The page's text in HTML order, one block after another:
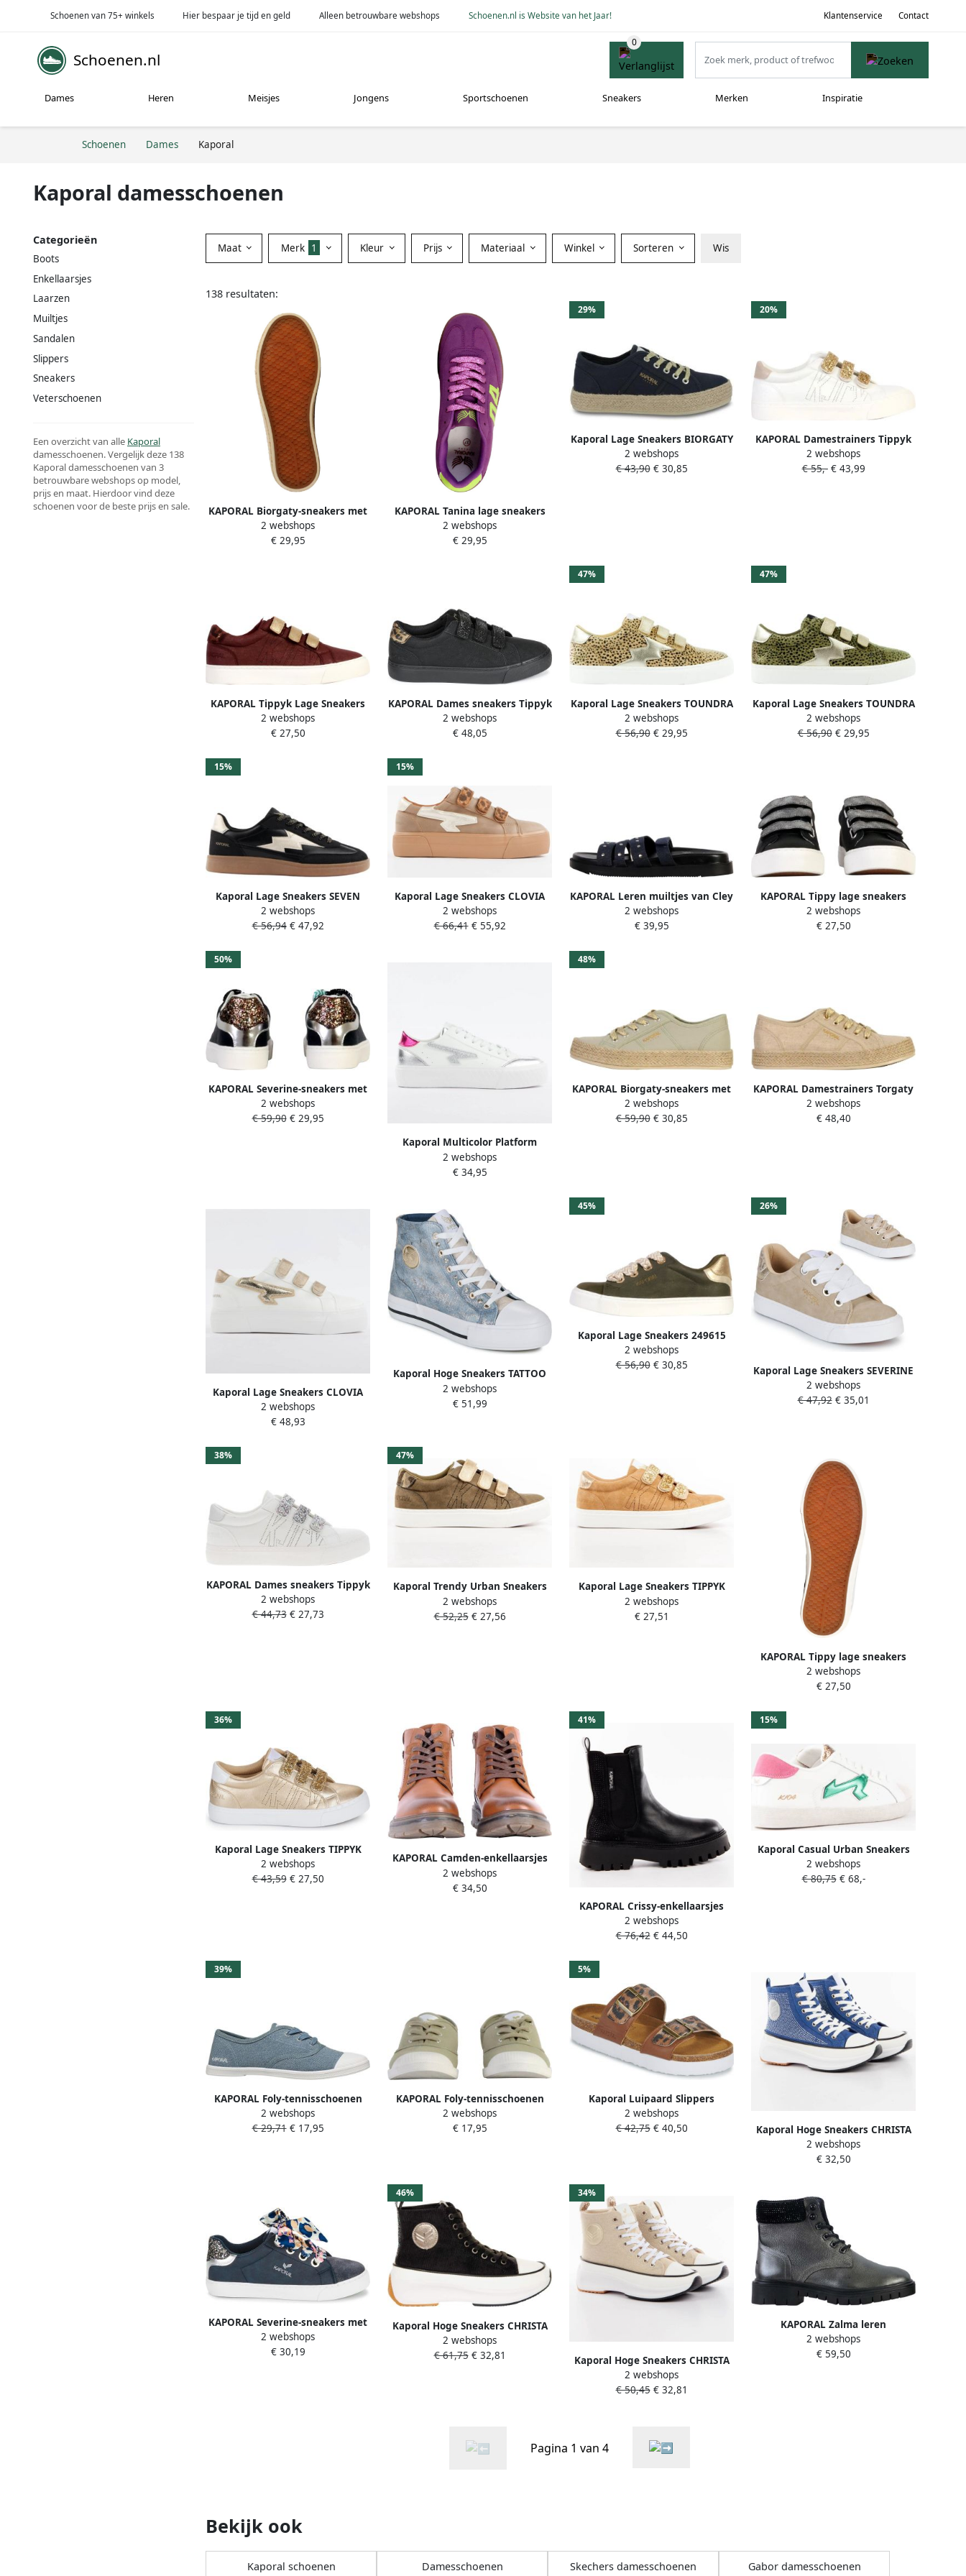
Schoenen van 75+ winkels Hier bespaar je tijd en geld Alleen betrouwbare webshops Schoenen.nl is Website van het Jaar! Klantenservice Contact
Schoenen.nl
Dames Heren Meisjes Jongens Sportschoenen Sneakers Merken Inspiratie
Schoenen Dames Kaporal
Kaporal damesschoenen
Categorieën
Boots
Enkellaarsjes
Laarzen
Muiltjes
Sandalen
Slippers
Sneakers
Veterschoenen
Een overzicht van alle Kaporal
damesschoenen. Vergelijk deze 138
Kaporal damesschoenen van 3
betrouwbare webshops op model,
prijs en maat. Hierdoor vind deze
schoenen voor de beste prijs en sale.
Maat Merk 1 Kleur Prijs Materiaal Winkel Sorteren Wis
138 resultaten:
KAPORAL Biorgaty-sneakers met
veters
2 webshops
€ 29,95
KAPORAL Tanina lage sneakers
met veters
2 webshops
€ 29,95
29%
Kaporal Lage Sneakers BIORGATY
2 webshops
€ 43,90€ 30,85
20%
KAPORAL Damestrainers Tippyk
2 webshops
€ 55,-€ 43,99
KAPORAL Tippyk Lage Sneakers
met Klittenbandsluiting
2 webshops
€ 27,50
KAPORAL Dames sneakers Tippyk
2 webshops
€ 48,05
47%
Kaporal Lage Sneakers TOUNDRA
2 webshops
€ 56,90€ 29,95
47%
Kaporal Lage Sneakers TOUNDRA
2 webshops
€ 56,90€ 29,95
15%
Kaporal Lage Sneakers SEVEN
2 webshops
€ 56,94€ 47,92
15%
Kaporal Lage Sneakers CLOVIA
2 webshops
€ 66,41€ 55,92
KAPORAL Leren muiltjes van Cley
2 webshops
€ 39,95
KAPORAL Tippy lage sneakers
met klittenband
2 webshops
€ 27,50
50%
KAPORAL Severine-sneakers met
veters
2 webshops
€ 59,90€ 29,95
Kaporal Multicolor Platform
Glitter Sneakers
2 webshops
€ 34,95
48%
KAPORAL Biorgaty-sneakers met
veters
2 webshops
€ 59,90€ 30,85
KAPORAL Damestrainers Torgaty
2 webshops
€ 48,40
Kaporal Lage Sneakers CLOVIA
2 webshops
€ 48,93
Kaporal Hoge Sneakers TATTOO
2 webshops
€ 51,99
45%
Kaporal Lage Sneakers 249615
2 webshops
€ 56,90€ 30,85
26%
Kaporal Lage Sneakers SEVERINE
2 webshops
€ 47,92€ 35,01
38%
KAPORAL Dames sneakers Tippyk
2 webshops
€ 44,73€ 27,73
47%
Kaporal Trendy Urban Sneakers
voor Vrouwen
2 webshops
€ 52,25€ 27,56
Kaporal Lage Sneakers TIPPYK
2 webshops
€ 27,51
KAPORAL Tippy lage sneakers
met klittenband
2 webshops
€ 27,50
36%
Kaporal Lage Sneakers TIPPYK
2 webshops
€ 43,59€ 27,50
KAPORAL Camden-enkellaarsjes
met rits
2 webshops
€ 34,50
41%
KAPORAL Crissy-enkellaarsjes
met elastiek
2 webshops
€ 76,42€ 44,50
15%
Kaporal Casual Urban Sneakers
voor dagelijkse stijl
2 webshops
€ 80,75€ 68,-
39%
KAPORAL Foly-tennisschoenen
met veters
2 webshops
€ 29,71€ 17,95
KAPORAL Foly-tennisschoenen
met veters
2 webshops
€ 17,95
5%
Kaporal Luipaard Slippers
Vrouwen Synthetisch
2 webshops
€ 42,75€ 40,50
Kaporal Hoge Sneakers CHRISTA
2 webshops
€ 32,50
KAPORAL Severine-sneakers met
veters
2 webshops
€ 30,19
46%
Kaporal Hoge Sneakers CHRISTA
2 webshops
€ 61,75€ 32,81
34%
Kaporal Hoge Sneakers CHRISTA
2 webshops
€ 50,45€ 32,81
KAPORAL Zalma leren
enkellaarsjes
2 webshops
€ 59,50
Pagina 1 van 4
Bekijk ook
Kaporal schoenen Damesschoenen Skechers damesschoenen Gabor damesschoenen